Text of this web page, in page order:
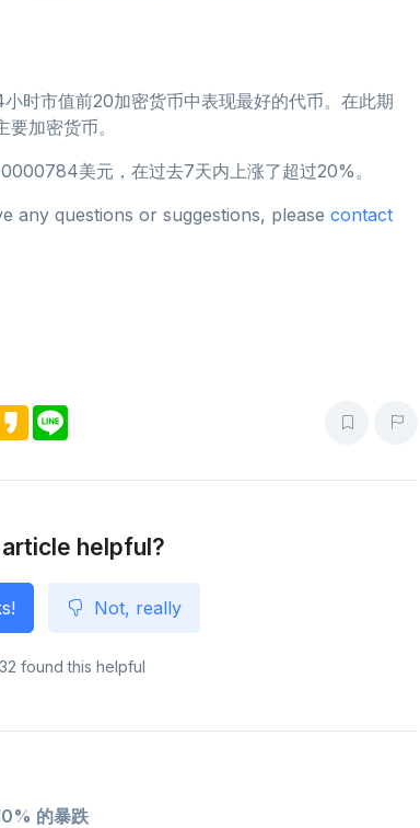
时市值前20加密货币中表现最好的代币。在此期
加密货币。
美元，在过去7天内上涨了超过20%。
any questions or suggestions, please contact
K
a
helpful?
Not, really
found this helpful
的暴跌